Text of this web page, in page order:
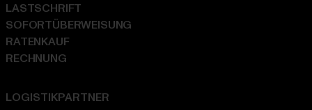
LOGISTIKPARTNER
LASTSCHRIFT
SOFORTÜBERWEISUNG
RATENKAUF
RECHNUNG